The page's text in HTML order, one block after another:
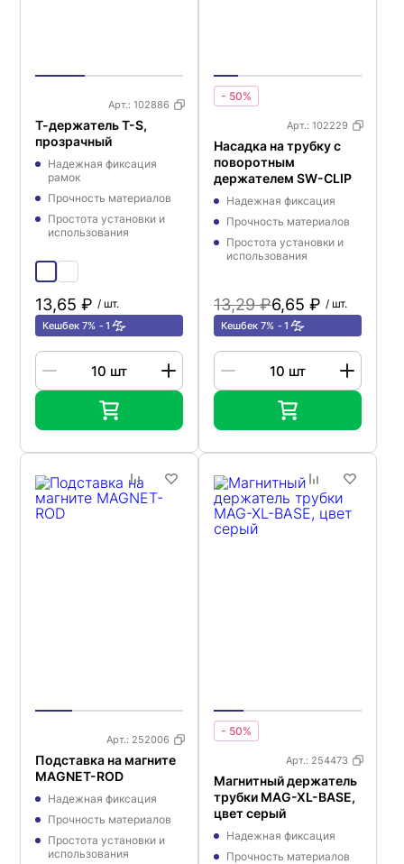
Арт.: 102886
Т-держатель T-S,
прозрачный
Надежная фиксация
рамок
Прочность материалов
Простота установки и
использования
13,65 ₽ / шт.
Кешбек 7% 1
- 50%
Арт.: 102229
Насадка на трубку с
поворотным
держателем SW-CLIP
Надежная фиксация
Прочность материалов
Простота установки и
использования
13,29 ₽6,65 ₽ / шт.
Кешбек 7% 1
Арт.: 252006
Подставка на магните
MAGNET-ROD
Надежная фиксация
Прочность материалов
Простота установки и
использования
- 50%
Арт.: 254473
Магнитный держатель
трубки MAG-XL-BASE,
цвет серый
Надежная фиксация
Прочность материалов